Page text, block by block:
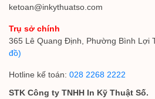
ketoan@inkythuatso.com
Trụ sở chính
365 Lê Quang Định, Phường Bình Lợi
đồ)
Hotline kế toán: 028 2268 2222
STK Công ty TNHH In Kỹ Thuật Số.